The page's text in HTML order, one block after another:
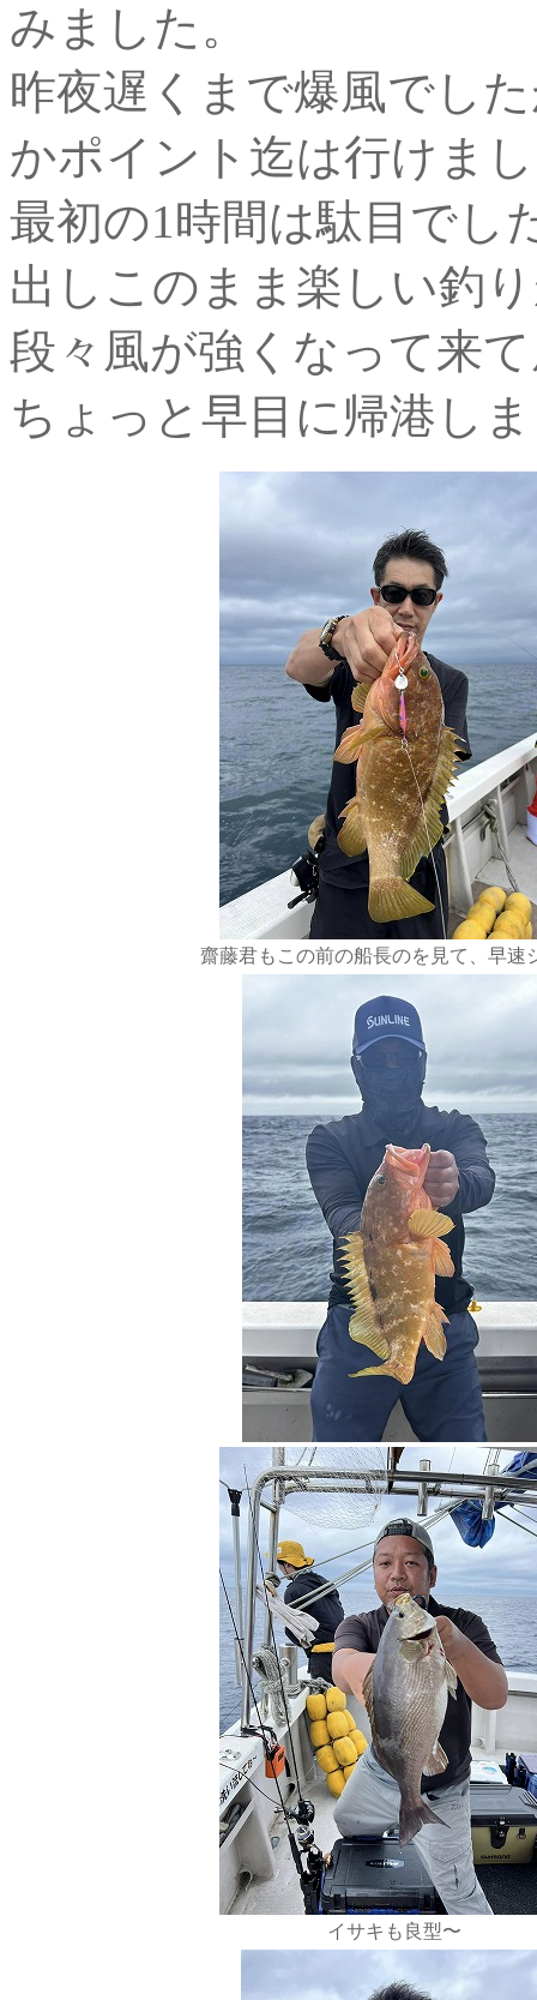
みました。
昨夜遅くまで爆風でし
かポイント迄は行けま
最初の1時間は駄目でし
出しこのまま楽しい釣
段々風が強くなって来
ちょっと早目に帰港し
齋藤君もこの前の船長のを見て、早速
イサキも良型〜